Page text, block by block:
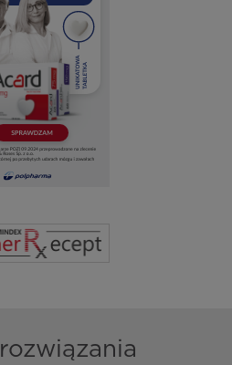
rozwiązania